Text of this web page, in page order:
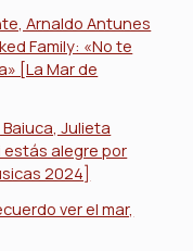
Arnaldo Antunes
Family: «No te
[La Mar de
Baiuca, Julieta
estás alegre por
2024]
ver el mar,